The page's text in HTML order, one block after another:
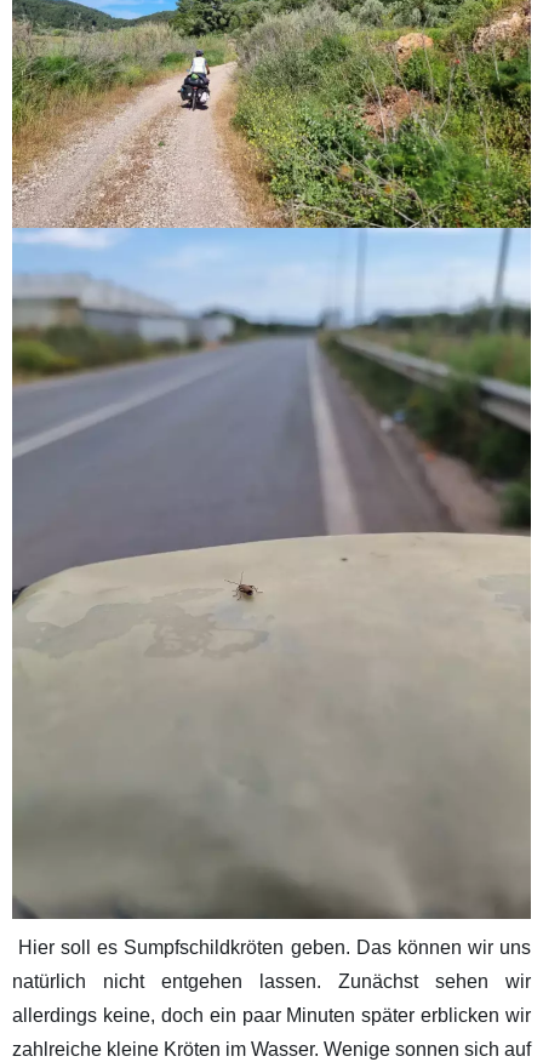
Hier soll es Sumpfschildkröten geben. Das können wir uns
natürlich nicht entgehen lassen. Zunächst sehen wir
allerdings keine, doch ein paar Minuten später erblicken wir
zahlreiche kleine Kröten im Wasser. Wenige sonnen sich auf